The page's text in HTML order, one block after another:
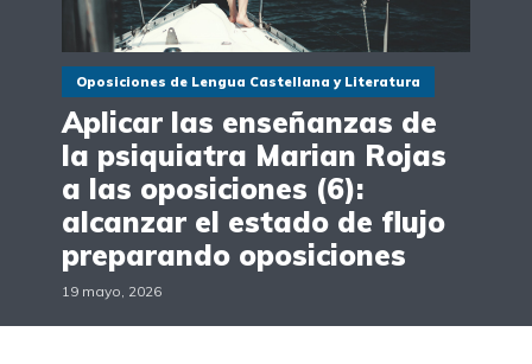
Oposiciones de Lengua Castellana y Literatura
Aplicar las enseñanzas de
la psiquiatra Marian Rojas
a las oposiciones (6):
alcanzar el estado de flujo
preparando oposiciones
19 mayo, 2026